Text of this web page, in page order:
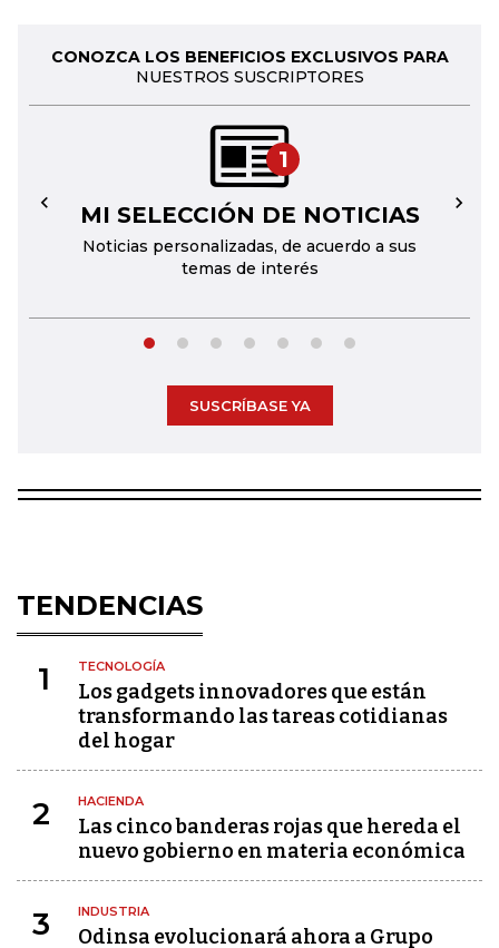
CONOZCA LOS BENEFICIOS EXCLUSIVOS PARA
NUESTROS SUSCRIPTORES
1
MI SELECCIÓN DE NOTICIAS
Noticias personalizadas, de acuerdo a sus
temas de interés
← →
SUSCRÍBASE YA
TENDENCIAS
1 TECNOLOGÍA
Los gadgets innovadores que están
transformando las tareas cotidianas
del hogar
2 HACIENDA
Las cinco banderas rojas que hereda el
nuevo gobierno en materia económica
3 INDUSTRIA
Odinsa evolucionará ahora a Grupo